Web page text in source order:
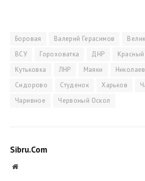
Боровая Валерий Герасимов
ВСУ
Гороховатка ДНР
Кутьковка
ЛНР Маяки
Сидорово
Студенок Харьков
Чаривное
Червоный Оскол
Sibru.Com
Website